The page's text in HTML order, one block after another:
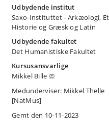
Udbydende institut
Saxo-Instituttet - Arkæologi,
Historie og Græsk og Latin
Udbydende fakultet
Det Humanistiske Fakultet
Kursusansvarlige
Mikkel Bille
Medunderviser: Mikkel Thelle
[NatMus]
Gemt den 10-11-2023